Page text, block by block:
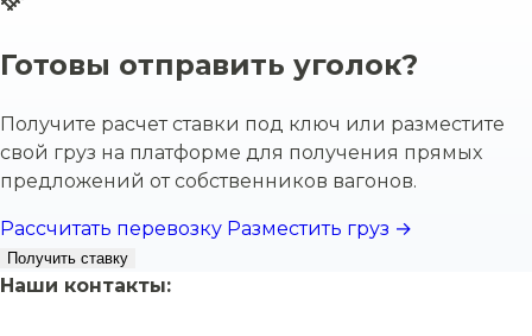
Готовы отправить уголок?
Получите расчет ставки под ключ или разместите
свой груз на платформе для получения прямых
предложений от собственников вагонов.
Рассчитать перевозку Разместить груз →
Получить ставку
Наши контакты: